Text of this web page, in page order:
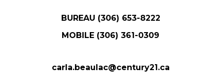
BUREAU (306) 653-8222
MOBILE (306) 361-0309
carla.beaulac@century21.ca